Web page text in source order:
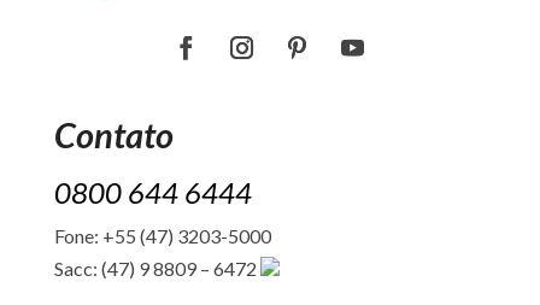
Contato
0800 644 6444
Fone: +55 (47) 3203-5000
Sacc: (47) 9 8809 – 6472